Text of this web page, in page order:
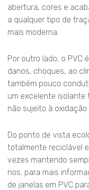
abertura, cores e
a qualquer tipo de
mais moderna.
Por outro lado, o PVC
danos, choques, ao
também pouco
um excelente isolante
não sujeito à oxidação
Do ponto de vista
totalmente reciclável
vezes mantendo
nos, para mais
de janelas em PVC